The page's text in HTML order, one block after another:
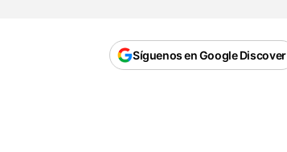
Síguenos en Google Discover